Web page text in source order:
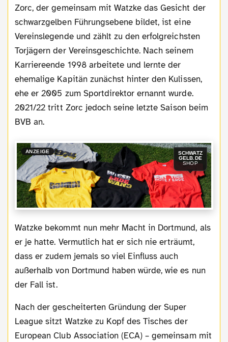
Zorc, der gemeinsam mit Watzke das Gesicht der
schwarzgelben Führungsebene bildet, ist eine
Vereinslegende und zählt zu den erfolgreichsten
Torjägern der Vereinsgeschichte. Nach seinem
Karriereende 1998 arbeitete und lernte der
ehemalige Kapitän zunächst hinter den Kulissen,
ehe er 2005 zum Sportdirektor ernannt wurde.
2021/22 tritt Zorc jedoch seine letzte Saison beim
BVB an.
ANZEIGE
SCHWATZ
GELB.DE
SHOP
Watzke bekommt nun mehr Macht in Dortmund, als
er je hatte. Vermutlich hat er sich nie erträumt,
dass er zudem jemals so viel Einfluss auch
außerhalb von Dortmund haben würde, wie es nun
der Fall ist.
Nach der gescheiterten Gründung der Super
League sitzt Watzke zu Kopf des Tisches der
European Club Association (ECA) – gemeinsam mit